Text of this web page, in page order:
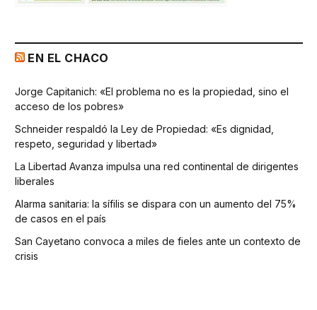
EN EL CHACO
Jorge Capitanich: «El problema no es la propiedad, sino el
acceso de los pobres»
Schneider respaldó la Ley de Propiedad: «Es dignidad,
respeto, seguridad y libertad»
La Libertad Avanza impulsa una red continental de dirigentes
liberales
Alarma sanitaria: la sífilis se dispara con un aumento del 75%
de casos en el país
San Cayetano convoca a miles de fieles ante un contexto de
crisis